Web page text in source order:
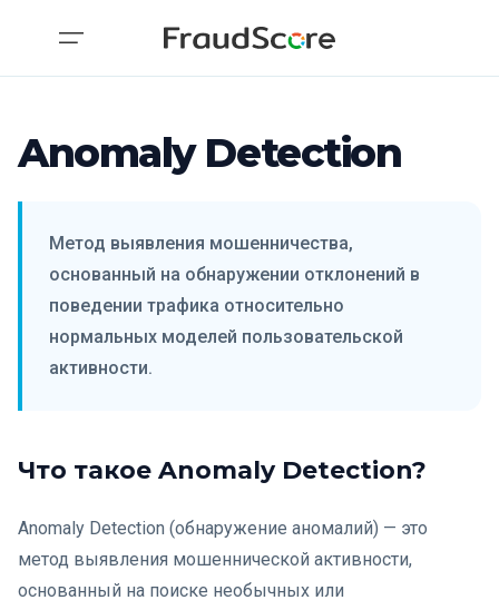
Anomaly Detection
Метод выявления мошенничества,
основанный на обнаружении отклонений в
поведении трафика относительно
нормальных моделей пользовательской
активности.
Что такое Anomaly Detection?
Anomaly Detection (обнаружение аномалий) — это
метод выявления мошеннической активности,
основанный на поиске необычных или